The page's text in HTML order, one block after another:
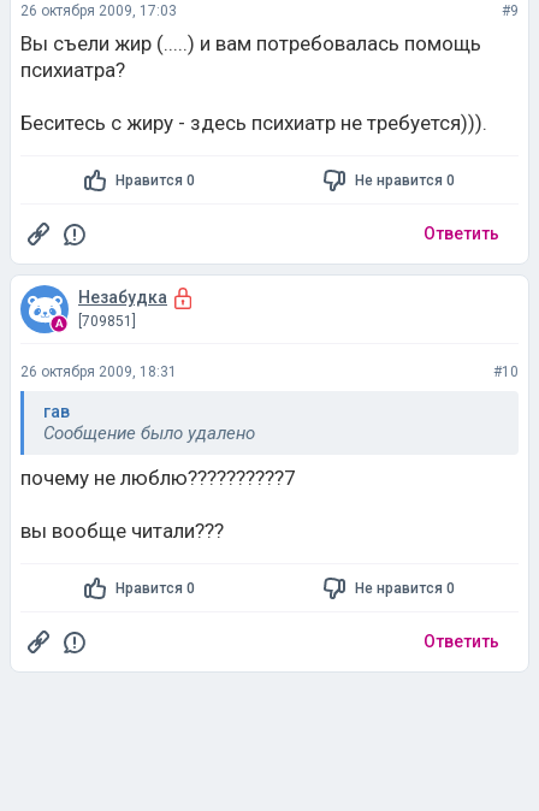
26 октября 2009, 17:03 #9
Вы съели жир (.....) и вам потребовалась помощь
психиатра?
Беситесь с жиру - здесь психиатр не требуется))).
Нравится 0 Не нравится 0
Ответить
Незабудка
[709851]
26 октября 2009, 18:31 #10
гав
Сообщение было удалено
почему не люблю??????????7
вы вообще читали???
Нравится 0 Не нравится 0
Ответить